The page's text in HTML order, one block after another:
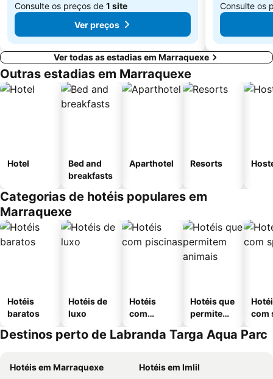
Consulte os preços de 1 site
Ver preços
Consulte os
Ver todas as estadias em Marraquexe
Outras estadias em Marraquexe
Hotel
Bed and
breakfasts
Aparthotel Resorts
Categorias de hotéis populares em
Marraquexe
Hotéis
baratos
Hotéis de
luxo
Hotéis
com
Hotéis que
permitem
com
Destinos perto de Labranda Targa Aqua Parc
Hotéis em Marraquexe
Hotéis em Imlil